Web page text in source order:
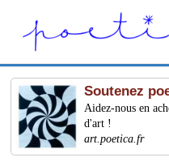
Soutenez
Aidez-nous en
d'art !
art.poetica.fr